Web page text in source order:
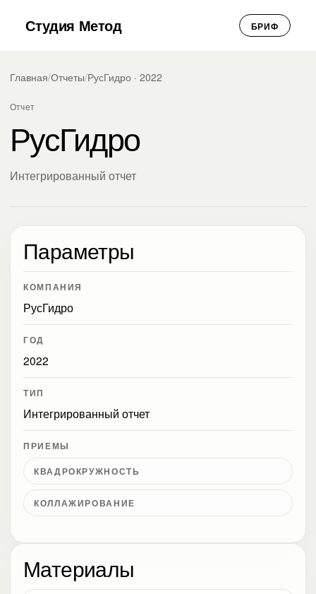
Студия Метод БРИФ
Главная/Отчеты/РусГидро · 2022
Отчет
РусГидро
Интегрированный отчет
Параметры
КОМПАНИЯ
РусГидро
ГОД
2022
ТИП
Интегрированный отчет
ПРИЕМЫ
КВАДРОКРУЖНОСТЬ
КОЛЛАЖИРОВАНИЕ
Материалы